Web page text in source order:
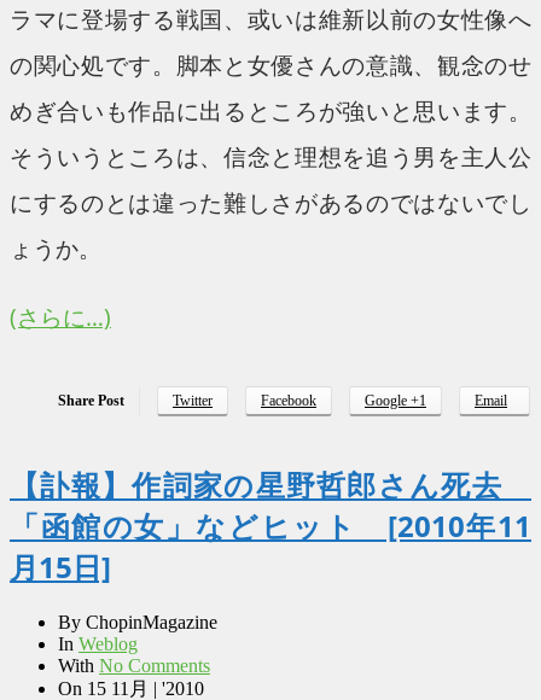
ラマに登場する戦国、或いは維新以前の女性像へ
の関心処です。脚本と女優さんの意識、観念のせ
めぎ合いも作品に出るところが強いと思います。
そういうところは、信念と理想を追う男を主人公
にするのとは違った難しさがあるのではないでし
ょうか。
(さらに…)
Share Post Twitter Facebook Google +1 Email
【訃報】作詞家の星野哲郎さん死去
「函館の女」などヒット [2010年11
月15日]
By ChopinMagazine
In Weblog
With No Comments
On 15 11月 | '2010